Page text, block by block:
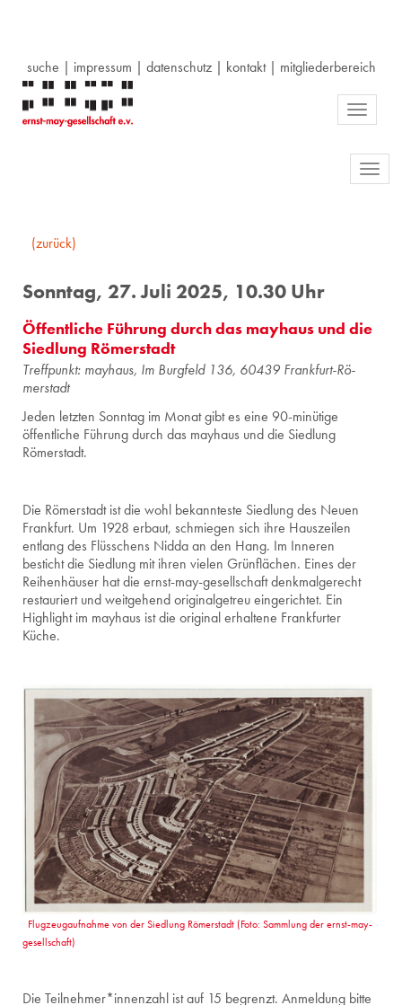
suche | impressum | datenschutz| kontakt| mitgliederbereich
Toggle
(zurück)
Sonntag, 27. Juli 2025, 10.30 Uhr
Öffentliche Führung durch das mayhaus und die
Siedlung Römerstadt
Treff­punkt: may­haus, Im Burg­feld 136, 60439 Frank­furt-Rö­
mer­stadt
Jeden letzten Sonntag im Monat gibt es eine 90-minütige
öffentliche Führung durch das mayhaus und die Siedlung
Römerstadt.
Die Römerstadt ist die wohl bekannteste Siedlung des Neuen
Frankfurt. Um 1928 erbaut, schmiegen sich ihre Hauszeilen
entlang des Flüsschens Nidda an den Hang. Im Inneren
besticht die Siedlung mit ihren vielen Grünflächen. Eines der
Reihenhäuser hat die ernst-may-gesellschaft denkmalgerecht
restauriert und weitgehend originalgetreu eingerichtet. Ein
Highlight im mayhaus ist die original erhaltene Frankfurter
Küche.
Flugzeugaufnahme von der Siedlung Römerstadt (Foto: Sammlung der ernst-may-
gesellschaft)
Die Teilnehmer*innenzahl ist auf 15 begrenzt. Anmeldung bitte